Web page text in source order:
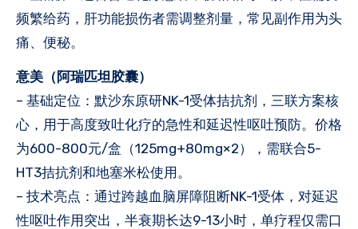
频繁给药，肝功能损伤者需调整剂量，常见副作用为头
痛、便秘。
意美（阿瑞匹坦胶囊）
– 基础定位：默沙东原研NK-1受体拮抗剂，三联方案核
心，用于高度致吐化疗的急性和延迟性呕吐预防。价格
为600-800元/盒（125mg+80mg×2），需联合5-
HT3拮抗剂和地塞米松使用。
– 技术亮点：通过跨越血脑屏障阻断NK-1受体，对延迟
性呕吐作用突出，半衰期长达9-13小时，单疗程仅需口